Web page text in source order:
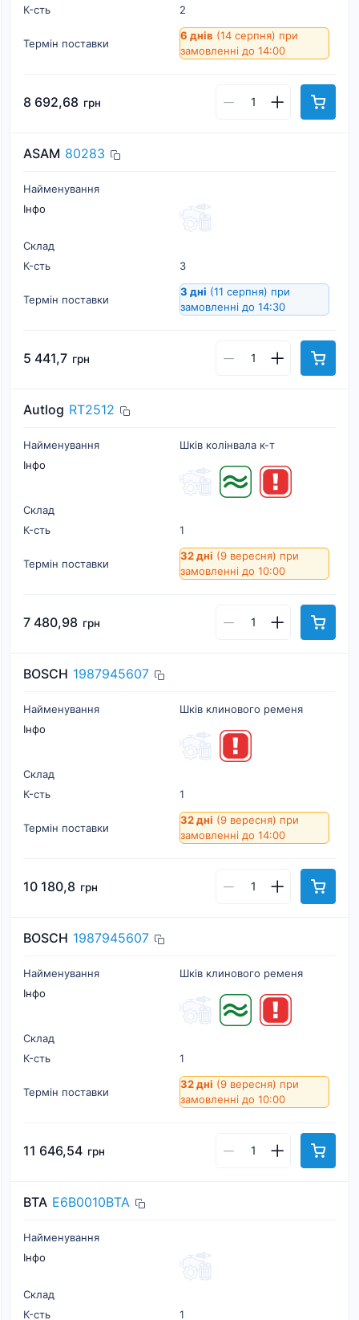
К-cть
2
Термін поставки
6 днів (14 серпня) при
замовленні до 14:00
8 692,68 грн
ASAM 80283
Найменування
Інфо
Склад
К-cть
3
Термін поставки
3 дні (11 серпня) при
замовленні до 14:30
5 441,7 грн
Autlog RT2512
Найменування
Шкiв колiнвала к-т
Інфо
Склад
К-cть
1
Термін поставки
32 дні (9 вересня) при
замовленні до 10:00
7 480,98 грн
BOSCH 1987945607
Найменування
Шків клинового ременя
Інфо
Склад
К-cть
1
Термін поставки
32 дні (9 вересня) при
замовленні до 14:00
10 180,8 грн
BOSCH 1987945607
Найменування
Шків клинового ременя
Інфо
Склад
К-cть
1
Термін поставки
32 дні (9 вересня) при
замовленні до 10:00
11 646,54 грн
BTA E6B0010BTA
Найменування
Інфо
Склад
К-cть
1